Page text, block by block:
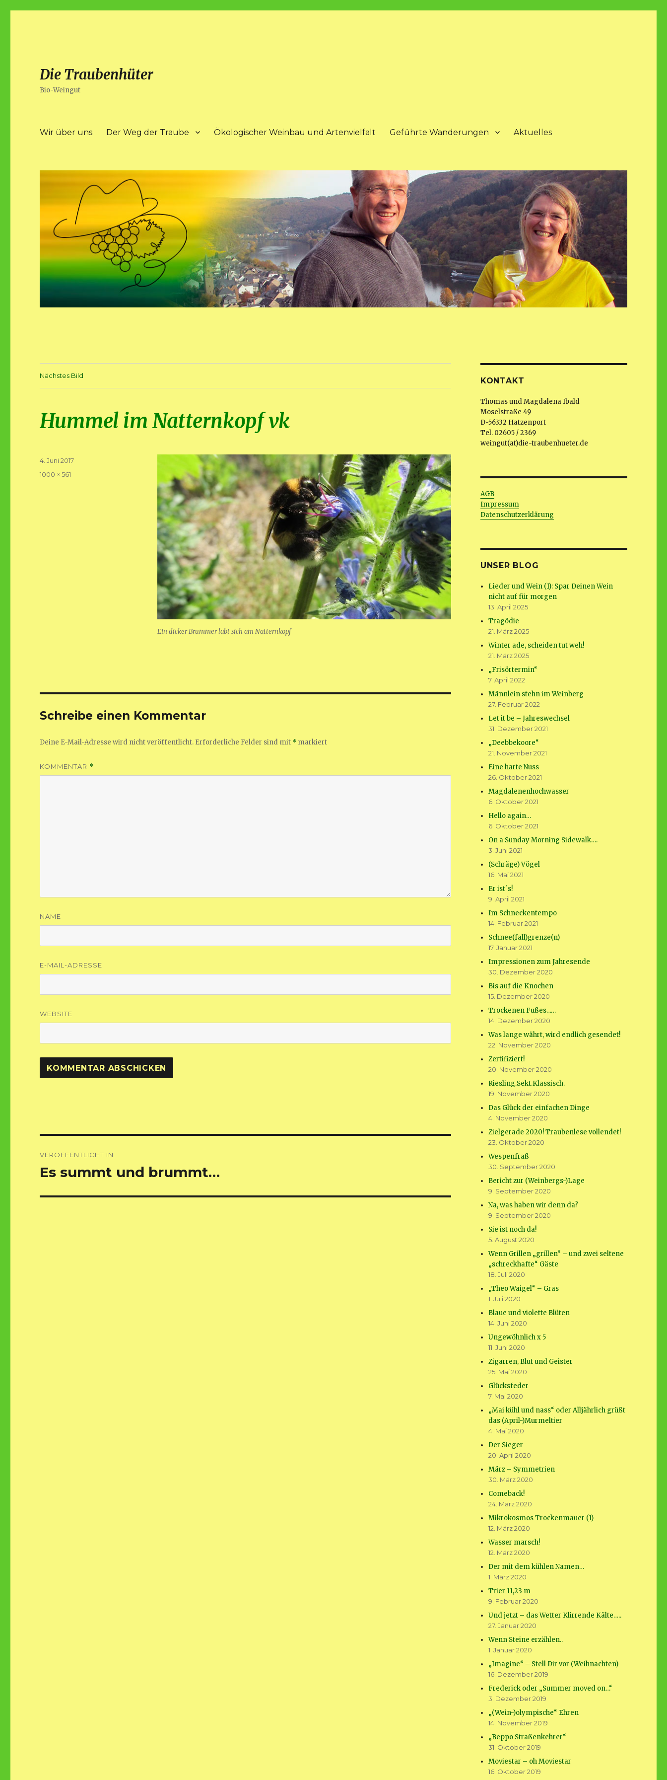
Die Traubenhüter
Bio-Weingut
Wir über uns Der Weg der Traube Ökologischer Weinbau und Artenvielfalt Geführte Wanderungen Aktuelles
Nächstes Bild
Hummel im Natternkopf vk
Ein dicker Brummer labt sich am Natternkopf
Veröffentlicht
4. Juni 2017
Volle
1000 × 561
Schreibe einen Kommentar
Deine E-Mail-Adresse wird nicht veröffentlicht. Erforderliche Felder sind mit * markiert
KOMMENTAR *
NAME
E-MAIL-ADRESSE
WEBSITE
VERÖFFENTLICHT IN
Es summt und brummt…
KONTAKT
Thomas und Magdalena Ibald
Moselstraße 49
D-56332 Hatzenport
Tel. 02605 / 2369
weingut(at)die-traubenhueter.de
AGB
Impressum
Datenschutzerklärung
UNSER BLOG
Lieder und Wein (1): Spar Deinen Wein
nicht auf für morgen
13. April 2025
Tragödie
21. März 2025
Winter ade, scheiden tut weh!
21. März 2025
„Frisörtermin“
7. April 2022
Männlein stehn im Weinberg
27. Februar 2022
Let it be – Jahreswechsel
31. Dezember 2021
„Deebbekoore“
21. November 2021
Eine harte Nuss
26. Oktober 2021
Magdalenenhochwasser
6. Oktober 2021
Hello again…
6. Oktober 2021
On a Sunday Morning Sidewalk….
3. Juni 2021
(Schräge) Vögel
16. Mai 2021
Er ist´s!
9. April 2021
Im Schneckentempo
14. Februar 2021
Schnee(fall)grenze(n)
17. Januar 2021
Impressionen zum Jahresende
30. Dezember 2020
Bis auf die Knochen
15. Dezember 2020
Trockenen Fußes……
14. Dezember 2020
Was lange währt, wird endlich gesendet!
22. November 2020
Zertifiziert!
20. November 2020
Riesling.Sekt.Klassisch.
19. November 2020
Das Glück der einfachen Dinge
4. November 2020
Zielgerade 2020! Traubenlese vollendet!
23. Oktober 2020
Wespenfraß
30. September 2020
Bericht zur (Weinbergs-)Lage
9. September 2020
Na, was haben wir denn da?
9. September 2020
Sie ist noch da!
5. August 2020
Wenn Grillen „grillen“ – und zwei seltene
„schreckhafte“ Gäste
18. Juli 2020
„Theo Waigel“ – Gras
1. Juli 2020
Blaue und violette Blüten
14. Juni 2020
Ungewöhnlich x 5
11. Juni 2020
Zigarren, Blut und Geister
25. Mai 2020
Glücksfeder
7. Mai 2020
„Mai kühl und nass“ oder Alljährlich grüßt
das (April-)Murmeltier
4. Mai 2020
Der Sieger
20. April 2020
März – Symmetrien
30. März 2020
Comeback!
24. März 2020
Mikrokosmos Trockenmauer (1)
12. März 2020
Wasser marsch!
12. März 2020
Der mit dem kühlen Namen…
1. März 2020
Trier 11,23 m
9. Februar 2020
Und jetzt – das Wetter Klirrende Kälte…..
27. Januar 2020
Wenn Steine erzählen..
1. Januar 2020
„Imagine“ – Stell Dir vor (Weihnachten)
16. Dezember 2019
Frederick oder „Summer moved on…“
3. Dezember 2019
„(Wein-)olympische“ Ehren
14. November 2019
„Beppo Straßenkehrer“
31. Oktober 2019
Moviestar – oh Moviestar
16. Oktober 2019